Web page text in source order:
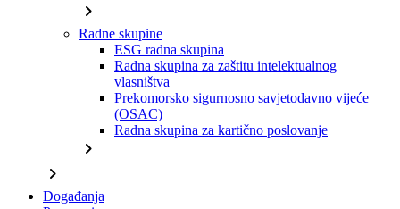
chevron_right
Radne skupine
ESG radna skupina
Radna skupina za zaštitu intelektualnog
vlasništva
Prekomorsko sigurnosno savjetodavno vijeće
(OSAC)
Radna skupina za kartično poslovanje
chevron_right
chevron_right
Događanja